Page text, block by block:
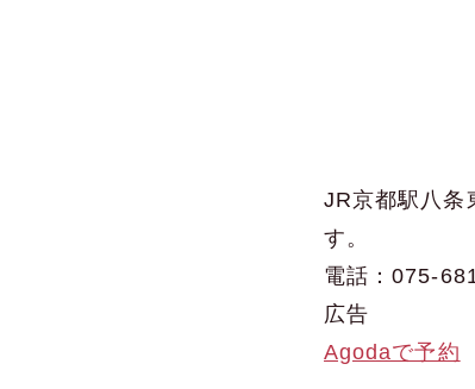
JR京都駅八条
す。
電話：075-
広告
Agodaで予約